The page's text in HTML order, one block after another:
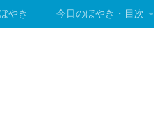
やき 今日のぼやき・目次